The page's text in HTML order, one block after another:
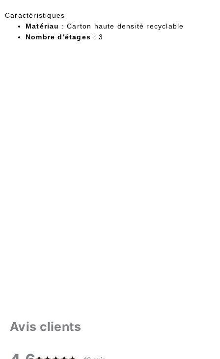
Caractéristiques
Matériau : Carton haute densité recyclable
Nombre d'étages : 3
Avis clients